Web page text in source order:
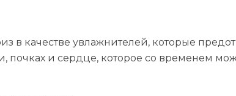
в качестве увлажнителей, которые
и сердце, которое со временем